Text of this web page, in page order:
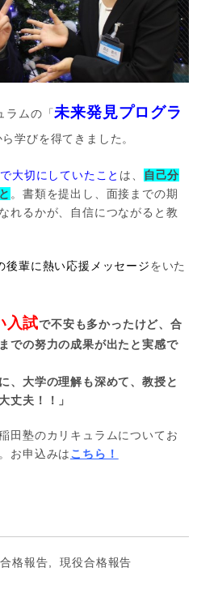
ラムの「 未来発見プログラ
学びを得てきました。
大切にしていたこと は、
自己分
。書類を提出し、面接までの期
れるかが、自信につながると教
後輩に熱い応援メッセージをいた
入試で不安も多かったけど、合
での努力の成果が出たと実感で
、大学の理解も深めて、教授と
丈夫！！」
田塾のカリキュラムについてお
お申込みはこちら！
格報告
現役合格報告